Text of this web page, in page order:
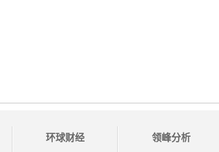
环球财经 领峰分析